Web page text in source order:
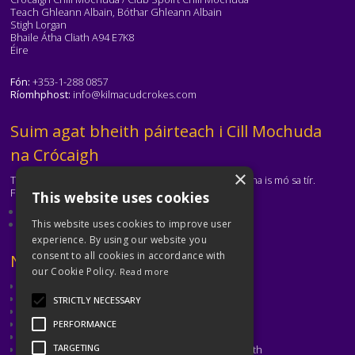
Teach Ghleann Albain, Bóthar Ghleann Albain
Stigh Lorgan
Bhaile Átha Cliath A94 E7K8
Éire
Fón: +353-1-288 0857
Ríomhphost: info@kilmacudcrokes.com
Téasc
Suim agat bheith páirteach i Cill Mochuda
na Crócaigh
Tá Cill Mochuda na Crócaigh ar cheann de na clubanna is mó sa tír.
Freastalaímid ar gach aois agus ar gach cumas.
Déan teagmháil leis an gclub
Téasc
Naisc Úsáideacha
CLG Átha Cliath
Cumann Peil Ghaelach na mBan
Cumann Camógaíochta
Oiliúint agus Forbairt Cluichí CLG Bhaile Átha Cliath
×
This website uses cookies
This website uses cookies to improve user
experience. By using our website you
consent to all cookies in accordance with
our Cookie Policy. Read more
STRICTLY NECESSARY
PERFORMANCE
TARGETING